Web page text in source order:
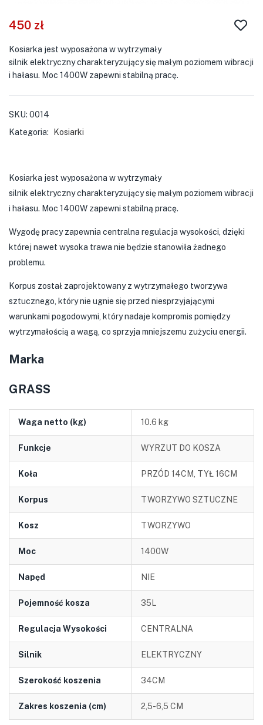
450 zł
Kosiarka jest wyposażona w wytrzymały
silnik elektryczny charakteryzujący się małym poziomem wibracji
i hałasu. Moc 1400W zapewni stabilną pracę.
SKU: 0014
Kategoria:
Kosiarki
Kosiarka jest wyposażona w wytrzymały
silnik elektryczny charakteryzujący się małym poziomem wibracji
i hałasu. Moc 1400W zapewni stabilną pracę.
Wygodę pracy zapewnia centralna regulacja wysokości, dzięki
której nawet wysoka trawa nie będzie stanowiła żadnego
problemu.
Korpus został zaprojektowany z wytrzymałego tworzywa
sztucznego, który nie ugnie się przed niesprzyjającymi
warunkami pogodowymi, który nadaje kompromis pomiędzy
wytrzymałością a wagą, co sprzyja mniejszemu zużyciu energii.
Marka
GRASS
Waga netto (kg) 10.6 kg
Funkcje WYRZUT DO KOSZA
Koła PRZÓD 14CM, TYŁ 16CM
Korpus TWORZYWO SZTUCZNE
Kosz TWORZYWO
Moc 1400W
Napęd NIE
Pojemność kosza 35L
Regulacja Wysokości CENTRALNA
Silnik ELEKTRYCZNY
Szerokość koszenia 34CM
Zakres koszenia (cm) 2,5-6,5 CM